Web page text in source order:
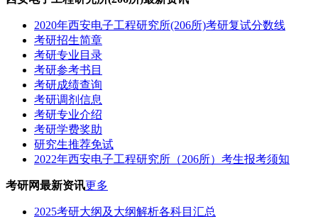
2020年西安电子工程研究所(206所)考研复试分数线
考研招生简章
考研专业目录
考研参考书目
考研成绩查询
考研调剂信息
考研专业介绍
考研学费奖助
研究生推荐免试
2022年西安电子工程研究所（206所）考生报考须知
考研网最新资讯更多
2025考研大纲及大纲解析各科目汇总